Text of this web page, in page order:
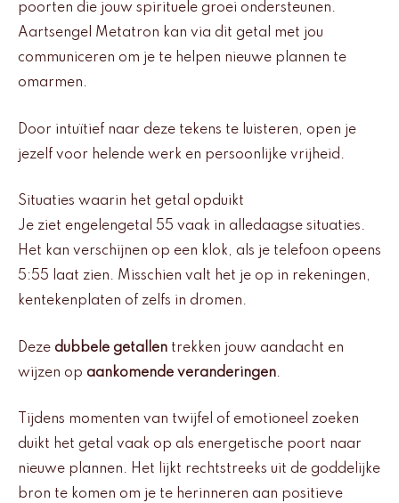
poorten die jouw spirituele groei ondersteunen.
Aartsengel Metatron kan via dit getal met jou
communiceren om je te helpen nieuwe plannen te
omarmen.
Door intuïtief naar deze tekens te luisteren, open je
jezelf voor helende werk en persoonlijke vrijheid.
Situaties waarin het getal opduikt
Je ziet engelengetal 55 vaak in alledaagse situaties.
Het kan verschijnen op een klok, als je telefoon opeens
5:55 laat zien. Misschien valt het je op in rekeningen,
kentekenplaten of zelfs in dromen.
Deze dubbele getallen trekken jouw aandacht en
wijzen op aankomende veranderingen.
Tijdens momenten van twijfel of emotioneel zoeken
duikt het getal vaak op als energetische poort naar
nieuwe plannen. Het lijkt rechtstreeks uit de goddelijke
bron te komen om je te herinneren aan positieve